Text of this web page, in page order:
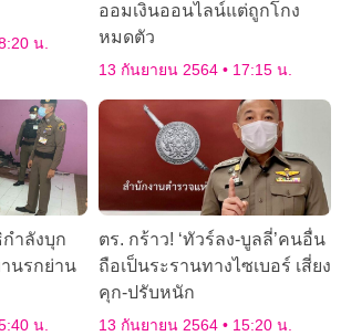
น.
ออมเงินออนไลน์แต่ถูกโกง
หมดตัว
13 กันยายน 2564 17:15 น.
ำลังบุก
านรกย่าน
น.
ตร. กร้าว! ‘ทัวร์ลง-บูลลี่’คนอื่น
ถือเป็นระรานทางไซเบอร์ เสี่ยง
คุก-ปรับหนัก
13 กันยายน 2564 15:20 น.